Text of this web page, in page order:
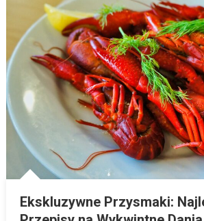
Ekskluzywne Przysmaki: